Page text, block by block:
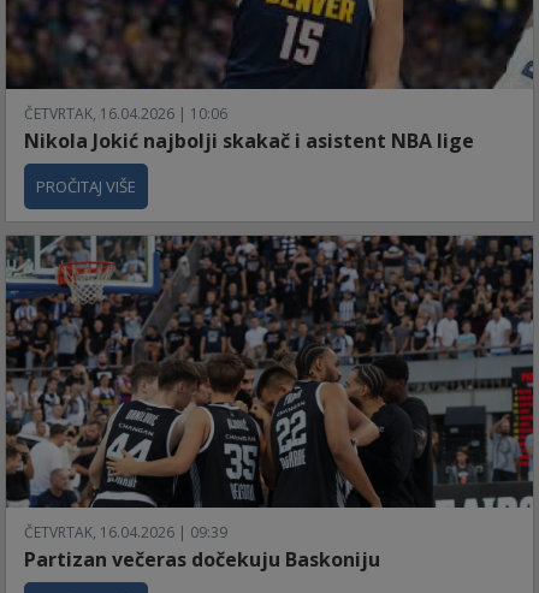
ČETVRTAK, 16.04.2026 | 10:06
Nikola Jokić najbolji skakač i asistent NBA lige
PROČITAJ VIŠE
ČETVRTAK, 16.04.2026 | 09:39
Partizan večeras dočekuju Baskoniju